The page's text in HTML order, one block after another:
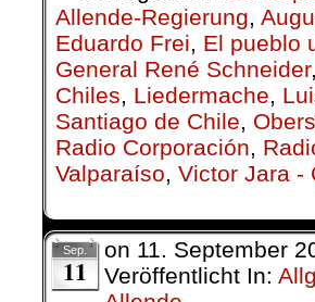
Allende-Regierung,
Eduardo Frei, El pueblo
General René Schneider,
Chiles, Lieder­mache,
Santiago de Chile,
Radio Corporación,
Valparaíso, Victor Jara -
Sep.
11
on 11. September
Veröffentlicht In: